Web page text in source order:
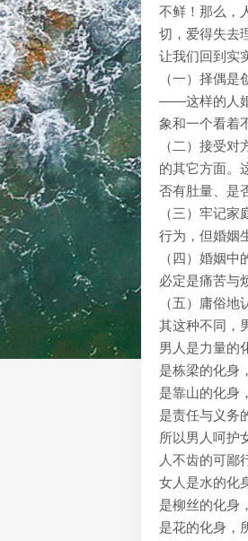
不鲜！那么，
切，爱得失去
让我们回到实
（一）择偶
——这样的人婚
象和一个看着
（二）接受
的其它方面。
否有肚量、是
（三）牢记
行为，但婚姻
（四）婚姻
必定是痛苦与
（五）庸俗
其这种不同，
男人是力量的
是栋梁的化身
是靠山的化身
是责任与义务
所以男人呵护
人不齿的可鄙
女人是水的化
是柳丝的化身
是花的化身，